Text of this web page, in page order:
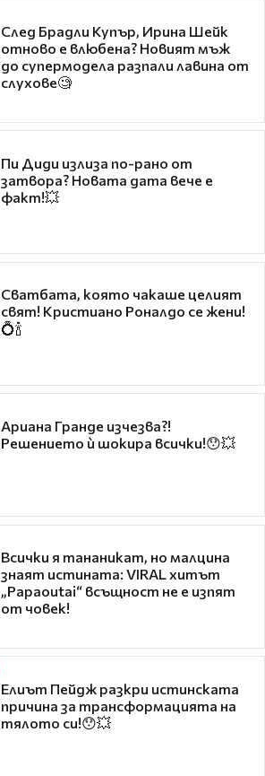
След Брадли Купър, Ирина Шейк
отново е влюбена? Новият мъж
до супермодела разпали лавина от
слухове🧐
Пи Диди излиза по-рано от
затвора? Новата дата вече е
факт!💥
Сватбата, която чакаше целият
свят! Кристиано Роналдо се жени!
💍🍾
Ариана Гранде изчезва?!
Решението ѝ шокира всички!😯💥
Всички я тананикат, но малцина
знаят истината: VIRAL хитът
„Papaoutai“ всъщност не е изпят
от човек!
Елиът Пейдж разкри истинската
причина за трансформацията на
тялото си!😯💥